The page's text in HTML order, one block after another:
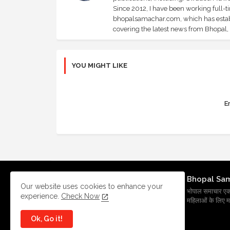
Since 2012, I have been working
bhopalsamachar.com, which has
covering the latest news from Bhopal,
YOU MIGHT LIKE
Bhopal
भोपाल समाचार एक
महिलाओं के लिए
Our website uses cookies to enhance your
experience. Check Now
Ok, Go it!